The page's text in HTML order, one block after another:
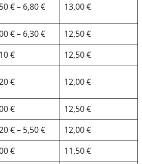
€ – 6,80 € 13,00 €
€ – 6,30 €
12,50 €
€
12,50 €
€ 12,00 €
€
12,50 €
€ – 5,50 €
12,00 €
€
11,50 €